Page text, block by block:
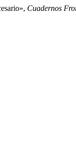
Cuadernos